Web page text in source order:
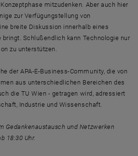
mitzudenken. Aber auch hier
zur Verfügungstellung von
breite Diskussion innerhalb eines
bringt. Schlußendlich kann Technologie nur
zu unterstützen.
der APA-E-Business-Community, die von
aus unterschiedlichen Bereichen des
die TU Wien - getragen wird, adressiert
Industrie und Wissenschaft.
Gedankenaustausch und Netzwerken
18:30 Uhr.